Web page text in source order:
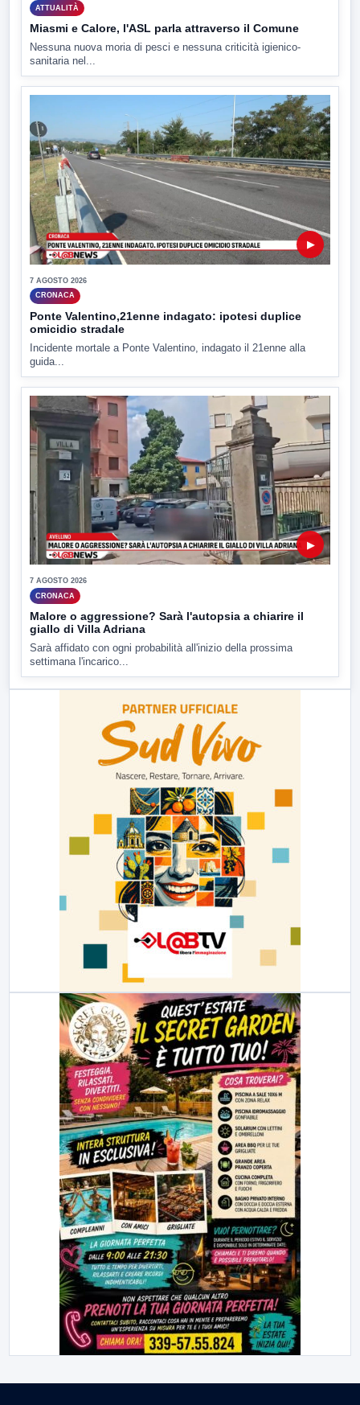
ATTUALITÀ
Miasmi e Calore, l'ASL parla attraverso il Comune
Nessuna nuova moria di pesci e nessuna criticità igienico-
sanitaria nel...
▶
7 AGOSTO 2026
CRONACA
Ponte Valentino,21enne indagato: ipotesi duplice
omicidio stradale
Incidente mortale a Ponte Valentino, indagato il 21enne alla
guida...
▶
7 AGOSTO 2026
CRONACA
Malore o aggressione? Sarà l'autopsia a chiarire il
giallo di Villa Adriana
Sarà affidato con ogni probabilità all'inizio della prossima
settimana l'incarico...